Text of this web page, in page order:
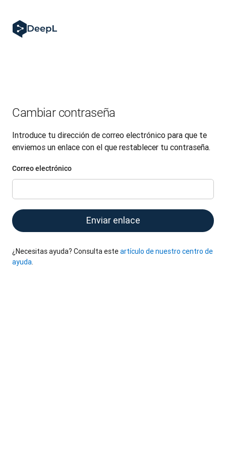
Cambiar contraseña
Introduce tu dirección de correo electrónico para que te
enviemos un enlace con el que restablecer tu contraseña.
Correo electrónico
Enviar enlace
¿Necesitas ayuda? Consulta esteartículo de nuestro centro de
ayuda.